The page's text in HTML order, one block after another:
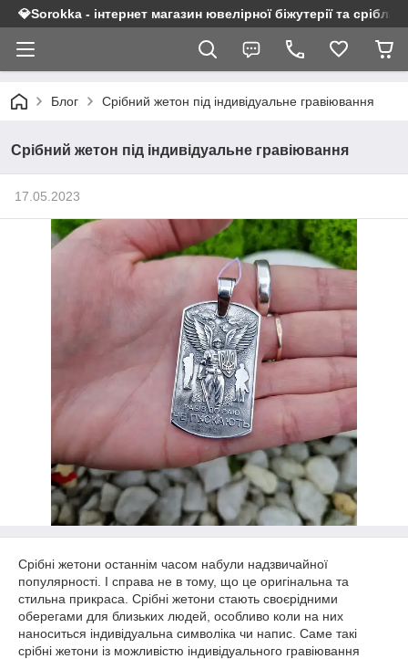
💎Sorokka - інтернет магазин ювелірної біжутерії та срібла
Блог Срібний жетон під індивідуальне гравіювання
Срібний жетон під індивідуальне гравіювання
17.05.2023
Срібні жетони останнім часом набули надзвичайної
популярності. І справа не в тому, що це оригінальна та
стильна прикраса. Срібні жетони стають своєрідними
оберегами для близьких людей, особливо коли на них
наноситься індивідуальна символіка чи напис. Саме такі
срібні жетони із можливістю індивідуального гравіювання